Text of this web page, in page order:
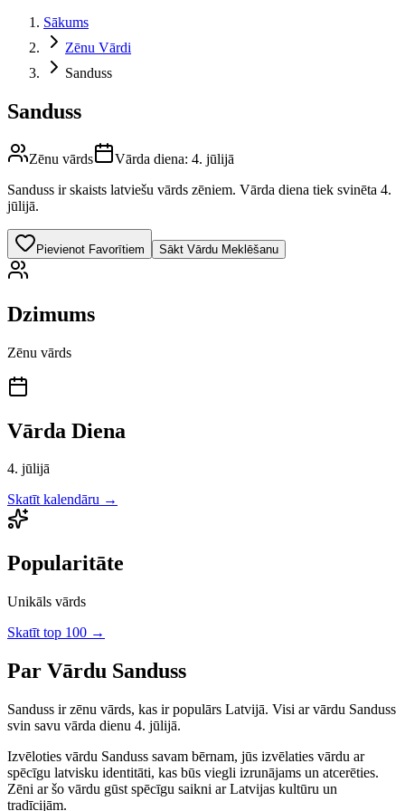
Sākums
Zēnu Vārdi
Sanduss
Sanduss
Zēnu vārds Vārda diena: 4. jūlijā
Sanduss ir skaists latviešu vārds zēniem. Vārda diena tiek svinēta 4.
jūlijā.
Pievienot Favorītiem Sākt Vārdu Meklēšanu
Dzimums
Zēnu vārds
Vārda Diena
4. jūlijā
Skatīt kalendāru →
Popularitāte
Unikāls vārds
Skatīt top 100 →
Par Vārdu Sanduss
Sanduss irzēnu vārds, kas ir populārs Latvijā. Visi ar vārdu Sanduss
svin savu vārda dienu 4. jūlijā.
Izvēloties vārdu Sanduss savam bērnam, jūs izvēlaties vārdu ar
spēcīgu latvisku identitāti, kas būs viegli izrunājams un atcerēties.
Zēni ar šo vārdu gūst spēcīgu saikni ar Latvijas kultūru un
tradīcijām.